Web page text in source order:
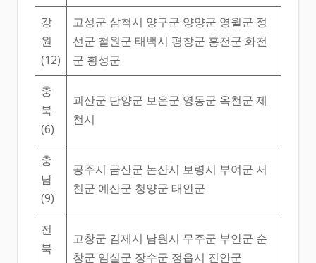
강
원
(12)
고성군 삼척시 양구군 양양군 영월군 정
선군 철원군 태백시 평창군 홍천군 화천
군 횡성군
충
북
(6)
괴산군 단양군 보은군 영동군 옥천군 제
천시
충
남
(9)
공주시 금산군 논산시 보령시 부여군 서
천군 예산군 청양군 태안군
전
북
고창군 김제시 남원시 무주군 부안군 순
창군 임실군 장수군 정읍시 진안군